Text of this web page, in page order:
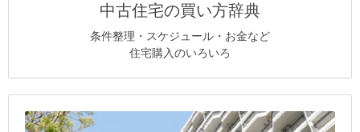
中古住宅の買い方辞典
条件整理・スケジュール・お金など
住宅購入のいろいろ